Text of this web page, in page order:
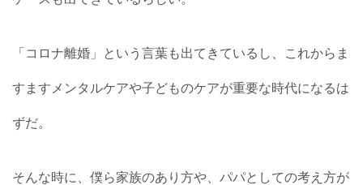
「コロナ離婚」という言葉も出てきているし、これからま
すますメンタルケアや子どものケアが重要な時代になるは
ずだ。
そんな時に、僕ら家族のあり方や、パパとしての考え方が